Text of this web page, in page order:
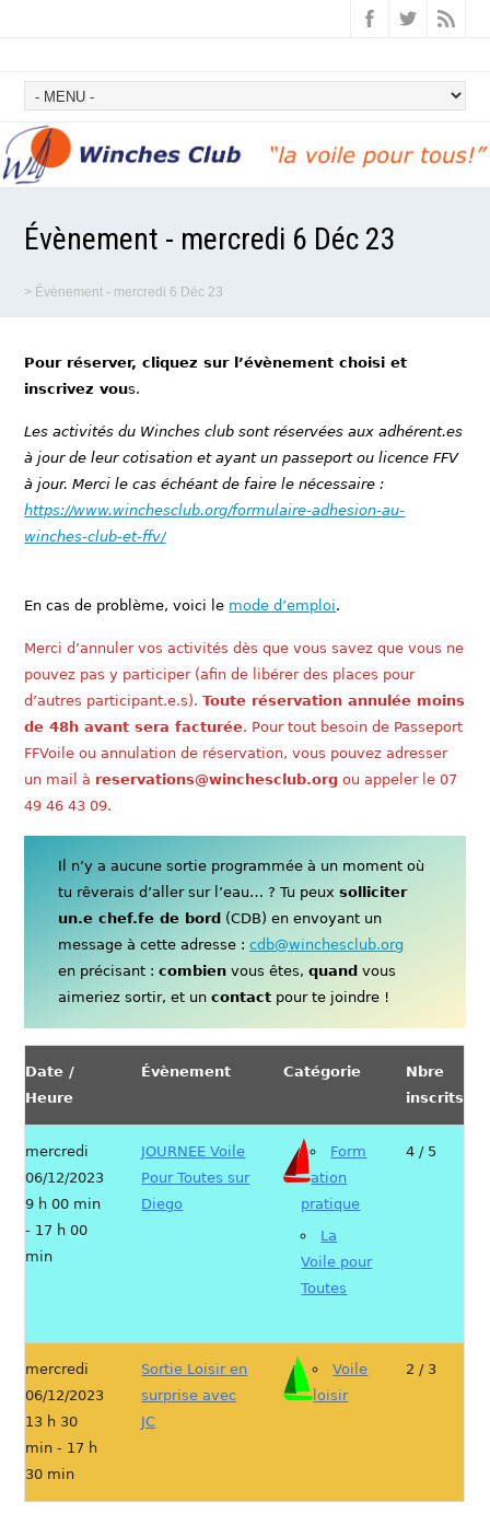
Évènement - mercredi 6 Déc 23
> Évènement - mercredi 6 Déc 23
Pour réserver, cliquez sur l’évènement choisi et
inscrivez vous.
Les activités du Winches club sont réservées aux adhérent.es
à jour de leur cotisation et ayant un passeport ou licence FFV
à jour. Merci le cas échéant de faire le nécessaire :
https://www.winchesclub.org/formulaire-adhesion-au-
winches-club-et-ffv/
En cas de problème, voici le mode d’emploi.
Merci d’annuler vos activités dès que vous savez que vous ne
pouvez pas y participer (afin de libérer des places pour
d’autres participant.e.s).Toute réservation annulée moins
de 48h avant sera facturée. Pour tout besoin de Passeport
FFVoile ou annulation de réservation, vous pouvez adresser
un mail à reservations@winchesclub.org ou appeler le 07
49 46 43 09.
Il n’y a aucune sortie programmée à un moment où
tu rêverais d’aller sur l’eau… ? Tu peuxsolliciter
un.e chef.fe de bord (CDB) en envoyant un
message à cette adresse :cdb@winchesclub.org
en précisant :combien vous êtes,quand vous
aimeriez sortir, et uncontact pour te joindre !
Date /
Heure
Évènement Catégorie
Nbre
inscrits
mercredi
06/12/2023
9 h 00 min
- 17 h 00
min
JOURNEE Voile
Pour Toutes sur
Diego
Form
ation
pratique
La
Voile pour
Toutes
4 / 5
mercredi
06/12/2023
13 h 30
min - 17 h
30 min
Sortie Loisir en
surprise avec
JC
Voile
loisir
2 / 3